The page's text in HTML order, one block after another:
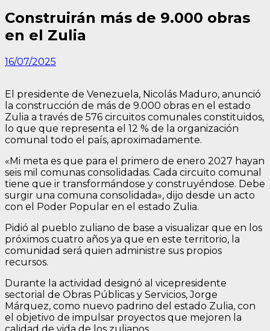
Construirán más de 9.000 obras
en el Zulia
16/07/2025
El presidente de Venezuela, Nicolás Maduro, anunció
la construcción de más de 9.000 obras en el estado
Zulia a través de 576 circuitos comunales constituidos,
lo que que representa el 12 % de la organización
comunal todo el país, aproximadamente.
«Mi meta es que para el primero de enero 2027 hayan
seis mil comunas consolidadas. Cada circuito comunal
tiene que ir transformándose y construyéndose. Debe
surgir una comuna consolidada», dijo desde un acto
con el Poder Popular en el estado Zulia.
Pidió al pueblo zuliano de base a visualizar que en los
próximos cuatro años ya que en este territorio, la
comunidad será quien administre sus propios
recursos.
Durante la actividad designó al vicepresidente
sectorial de Obras Públicas y Servicios, Jorge
Márquez, como nuevo padrino del estado Zulia, con
el objetivo de impulsar proyectos que mejoren la